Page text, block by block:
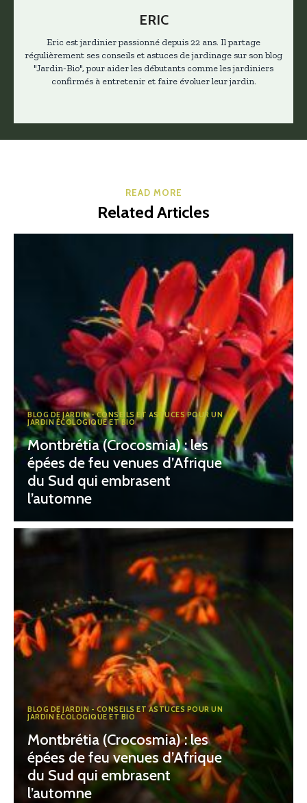
ERIC
Eric est jardinier passionné depuis 22 ans. Il partage
régulièrement ses conseils et astuces de jardinage sur son blog
"Jardin-Bio", pour aider les débutants comme les jardiniers
confirmés à entretenir et faire évoluer leur jardin.
READ MORE
Related Articles
BLOG DE JARDIN - CONSEILS ET ASTUCES POUR UN
JARDIN ÉCOLOGIQUE ET BIO
Montbrétia (Crocosmia) : les
épées de feu venues d’Afrique
du Sud qui embrasent
l’automne
BLOG DE JARDIN - CONSEILS ET ASTUCES POUR UN
JARDIN ÉCOLOGIQUE ET BIO
Montbrétia (Crocosmia) : les
épées de feu venues d’Afrique
du Sud qui embrasent
l’automne